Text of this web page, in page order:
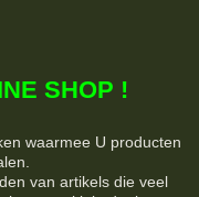
SHOP !
waarmee U producten
van artikels die veel